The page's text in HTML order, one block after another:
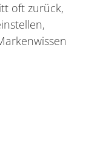
oft zurück,